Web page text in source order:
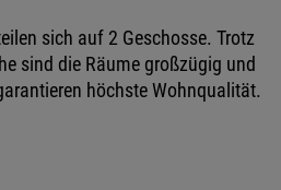
sich auf 2 Geschosse. Trotz
sind die Räume großzügig und
höchste Wohnqualität.